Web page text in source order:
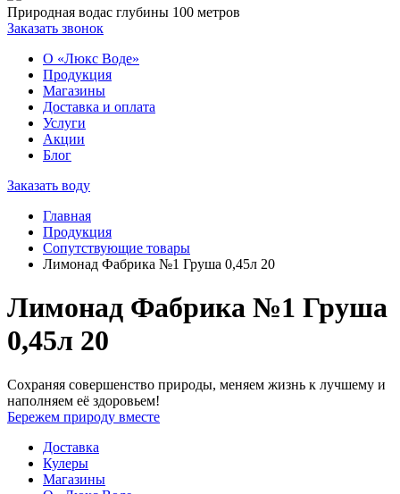
Природная водас глубины 100 метров
Заказать звонок
О «Люкс Воде»
Продукция
Магазины
Доставка и оплата
Услуги
Акции
Блог
Заказать воду
Главная
Продукция
Сопутствующие товары
Лимонад Фабрика №1 Груша 0,45л 20
Лимонад Фабрика №1 Груша
0,45л 20
Сохраняя совершенство природы, меняем жизнь к лучшему и
наполняем её здоровьем!
Бережем природу вместе
Доставка
Кулеры
Магазины